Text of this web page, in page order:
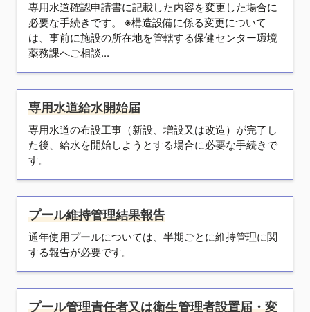
専用水道確認申請書に記載した内容を変更した場合に
必要な手続きです。 ※構造設備に係る変更について
は、事前に施設の所在地を管轄する保健センター環境
薬務課へご相談...
専用水道給水開始届
専用水道の布設工事（新設、増設又は改造）が完了し
た後、給水を開始しようとする場合に必要な手続きで
す。
プール維持管理結果報告
通年使用プールについては、半期ごとに維持管理に関
する報告が必要です。
プール管理責任者又は衛生管理者設置届・変